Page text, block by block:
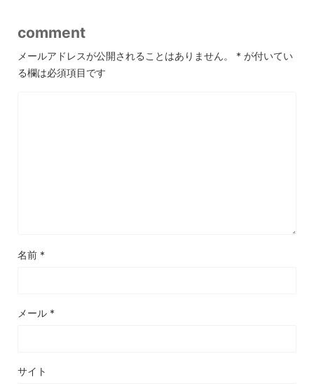
comment
メールアドレスが公開されることはありません。 * が付いてい
る欄は必須項目です
名前 *
メール *
サイト